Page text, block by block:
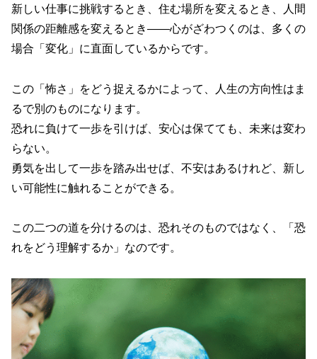
新しい仕事に挑戦するとき、住む場所を変えるとき、人間
関係の距離感を変えるとき――心がざわつくのは、多くの
場合「変化」に直面しているからです。
この「怖さ」をどう捉えるかによって、人生の方向性はま
るで別のものになります。
恐れに負けて一歩を引けば、安心は保てても、未来は変わ
らない。
勇気を出して一歩を踏み出せば、不安はあるけれど、新し
い可能性に触れることができる。
この二つの道を分けるのは、恐れそのものではなく、「恐
れをどう理解するか」なのです。